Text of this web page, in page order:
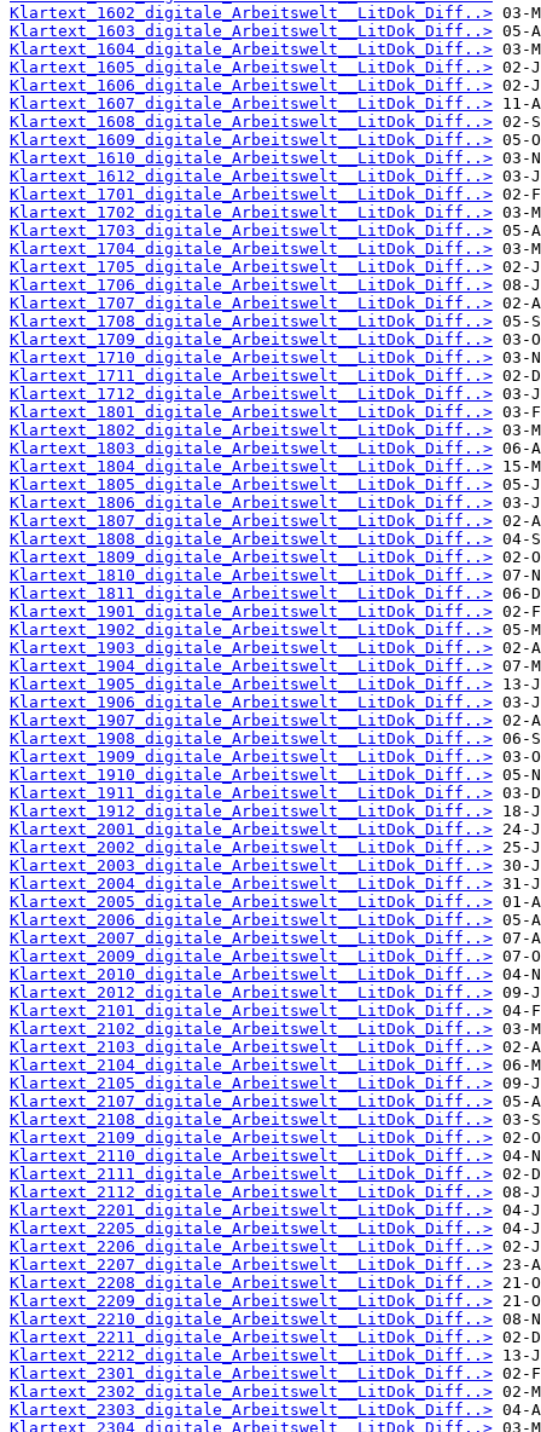
Klartext_1602_digitale_Arbeitswelt__LitDok_Diff..>
Klartext_1603_digitale_Arbeitswelt__LitDok_Diff..>
Klartext_1604_digitale_Arbeitswelt__LitDok_Diff..>
Klartext_1605_digitale_Arbeitswelt__LitDok_Diff..>
Klartext_1606_digitale_Arbeitswelt__LitDok_Diff..>
Klartext_1607_digitale_Arbeitswelt__LitDok_Diff..>
Klartext_1608_digitale_Arbeitswelt__LitDok_Diff..>
Klartext_1609_digitale_Arbeitswelt__LitDok_Diff..>
Klartext_1610_digitale_Arbeitswelt__LitDok_Diff..>
Klartext_1612_digitale_Arbeitswelt__LitDok_Diff..>
Klartext_1701_digitale_Arbeitswelt__LitDok_Diff..>
Klartext_1702_digitale_Arbeitswelt__LitDok_Diff..>
Klartext_1703_digitale_Arbeitswelt__LitDok_Diff..>
Klartext_1704_digitale_Arbeitswelt__LitDok_Diff..>
Klartext_1705_digitale_Arbeitswelt__LitDok_Diff..>
Klartext_1706_digitale_Arbeitswelt__LitDok_Diff..>
Klartext_1707_digitale_Arbeitswelt__LitDok_Diff..>
Klartext_1708_digitale_Arbeitswelt__LitDok_Diff..>
Klartext_1709_digitale_Arbeitswelt__LitDok_Diff..>
Klartext_1710_digitale_Arbeitswelt__LitDok_Diff..>
Klartext_1711_digitale_Arbeitswelt__LitDok_Diff..>
Klartext_1712_digitale_Arbeitswelt__LitDok_Diff..>
Klartext_1801_digitale_Arbeitswelt__LitDok_Diff..>
Klartext_1802_digitale_Arbeitswelt__LitDok_Diff..>
Klartext_1803_digitale_Arbeitswelt__LitDok_Diff..>
Klartext_1804_digitale_Arbeitswelt__LitDok_Diff..>
Klartext_1805_digitale_Arbeitswelt__LitDok_Diff..>
Klartext_1806_digitale_Arbeitswelt__LitDok_Diff..>
Klartext_1807_digitale_Arbeitswelt__LitDok_Diff..>
Klartext_1808_digitale_Arbeitswelt__LitDok_Diff..>
Klartext_1809_digitale_Arbeitswelt__LitDok_Diff..>
Klartext_1810_digitale_Arbeitswelt__LitDok_Diff..>
Klartext_1811_digitale_Arbeitswelt__LitDok_Diff..>
Klartext_1901_digitale_Arbeitswelt__LitDok_Diff..>
Klartext_1902_digitale_Arbeitswelt__LitDok_Diff..>
Klartext_1903_digitale_Arbeitswelt__LitDok_Diff..>
Klartext_1904_digitale_Arbeitswelt__LitDok_Diff..>
Klartext_1905_digitale_Arbeitswelt__LitDok_Diff..>
Klartext_1906_digitale_Arbeitswelt__LitDok_Diff..>
Klartext_1907_digitale_Arbeitswelt__LitDok_Diff..>
Klartext_1908_digitale_Arbeitswelt__LitDok_Diff..>
Klartext_1909_digitale_Arbeitswelt__LitDok_Diff..>
Klartext_1910_digitale_Arbeitswelt__LitDok_Diff..>
Klartext_1911_digitale_Arbeitswelt__LitDok_Diff..>
Klartext_1912_digitale_Arbeitswelt__LitDok_Diff..>
Klartext_2001_digitale_Arbeitswelt__LitDok_Diff..>
Klartext_2002_digitale_Arbeitswelt__LitDok_Diff..>
Klartext_2003_digitale_Arbeitswelt__LitDok_Diff..>
Klartext_2004_digitale_Arbeitswelt__LitDok_Diff..>
Klartext_2005_digitale_Arbeitswelt__LitDok_Diff..>
Klartext_2006_digitale_Arbeitswelt__LitDok_Diff..>
Klartext_2007_digitale_Arbeitswelt__LitDok_Diff..>
Klartext_2009_digitale_Arbeitswelt__LitDok_Diff..>
Klartext_2010_digitale_Arbeitswelt__LitDok_Diff..>
Klartext_2012_digitale_Arbeitswelt__LitDok_Diff..>
Klartext_2101_digitale_Arbeitswelt__LitDok_Diff..>
Klartext_2102_digitale_Arbeitswelt__LitDok_Diff..>
Klartext_2103_digitale_Arbeitswelt__LitDok_Diff..>
Klartext_2104_digitale_Arbeitswelt__LitDok_Diff..>
Klartext_2105_digitale_Arbeitswelt__LitDok_Diff..>
Klartext_2107_digitale_Arbeitswelt__LitDok_Diff..>
Klartext_2108_digitale_Arbeitswelt__LitDok_Diff..>
Klartext_2109_digitale_Arbeitswelt__LitDok_Diff..>
Klartext_2110_digitale_Arbeitswelt__LitDok_Diff..>
Klartext_2111_digitale_Arbeitswelt__LitDok_Diff..>
Klartext_2112_digitale_Arbeitswelt__LitDok_Diff..>
Klartext_2201_digitale_Arbeitswelt__LitDok_Diff..>
Klartext_2205_digitale_Arbeitswelt__LitDok_Diff..>
Klartext_2206_digitale_Arbeitswelt__LitDok_Diff..>
Klartext_2207_digitale_Arbeitswelt__LitDok_Diff..>
Klartext_2208_digitale_Arbeitswelt__LitDok_Diff..>
Klartext_2209_digitale_Arbeitswelt__LitDok_Diff..>
Klartext_2210_digitale_Arbeitswelt__LitDok_Diff..>
Klartext_2211_digitale_Arbeitswelt__LitDok_Diff..>
Klartext_2212_digitale_Arbeitswelt__LitDok_Diff..>
Klartext_2301_digitale_Arbeitswelt__LitDok_Diff..>
Klartext_2302_digitale_Arbeitswelt__LitDok_Diff..>
Klartext_2303_digitale_Arbeitswelt__LitDok_Diff..>
Klartext_2304_digitale_Arbeitswelt__LitDok_Diff..>